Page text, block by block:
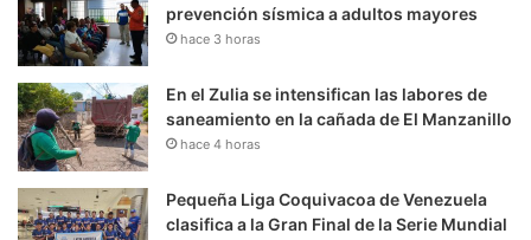
prevención sísmica a adultos mayores
hace 3 horas
En el Zulia se intensifican las labores de
saneamiento en la cañada de El Manzanillo
hace 4 horas
Pequeña Liga Coquivacoa de Venezuela
clasifica a la Gran Final de la Serie Mundial